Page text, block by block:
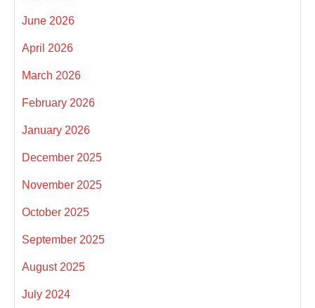
June 2026
April 2026
March 2026
February 2026
January 2026
December 2025
November 2025
October 2025
September 2025
August 2025
July 2024